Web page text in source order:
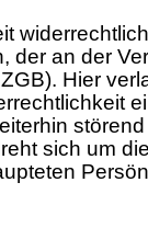
der an der
). Hier
sich um